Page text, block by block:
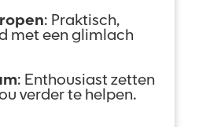
: Praktisch,
met een glimlach
: Enthousiast zetten
verder te helpen.